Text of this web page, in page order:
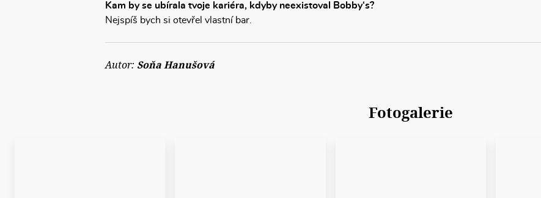
Kam by se ubírala tvoje kariéra, kdyby neexistoval Bobby‘s?
Nejspíš bych si otevřel vlastní bar.
Autor: Soňa Hanušová
Fotogalerie